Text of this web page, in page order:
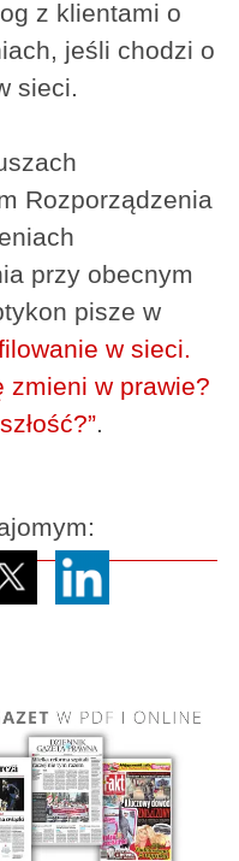
z klientami o
jeśli chodzi o
sieci.
Rozporządzenia
przy obecnym
pisze w
w sieci.
zmieni w prawie?
.